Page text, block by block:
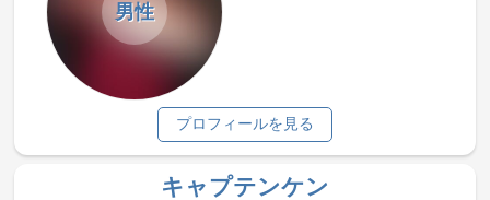
男性
プロフィールを見る
キャプテンケン